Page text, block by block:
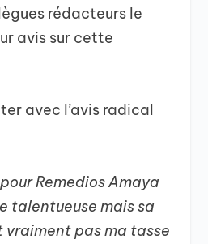
rédacteurs le
avis sur cette
avec l’avis radical
Remedios Amaya
talentueuse mais sa
vraiment pas ma tasse